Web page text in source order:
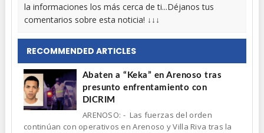
la informaciones los más cerca de ti...Déjanos tus
comentarios sobre esta noticia! ↓↓↓
RECOMMENDED ARTICLES
Abaten a “Keka” en Arenoso tras
presunto enfrentamiento con
DICRIM
ARENOSO: - Las fuerzas del orden
continúan con operativos en Arenoso y Villa Riva tras la